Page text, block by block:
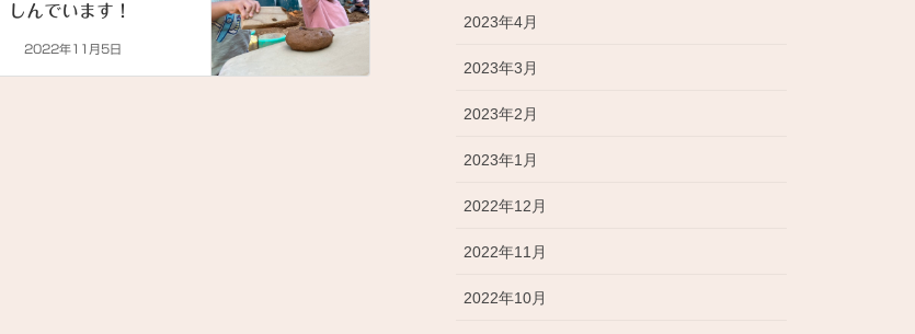
しんでいます！
2022年11月5日
2023年4月
2023年3月
2023年2月
2023年1月
2022年12月
2022年11月
2022年10月